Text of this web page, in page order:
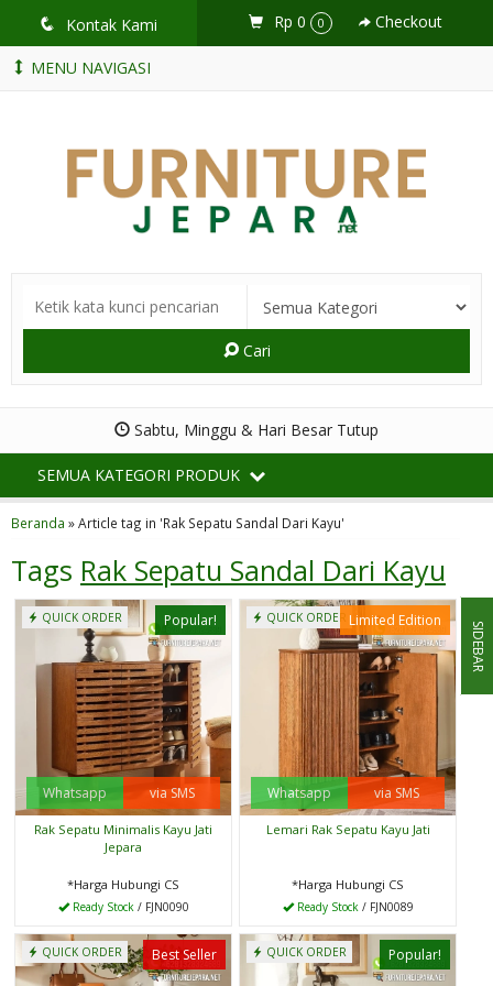
q Kontak Kami Rp 0 0 Checkout
MENU NAVIGASI
Cari
Sabtu, Minggu & Hari Besar Tutup
SEMUA KATEGORI PRODUK
Beranda »Article tag in 'Rak Sepatu Sandal Dari Kayu'
Tags Rak Sepatu Sandal Dari Kayu
Popular!
QUICK ORDER
Whatsapp via SMS
Rak Sepatu Minimalis Kayu Jati
Jepara
*Harga Hubungi CS
Ready Stock / FJN0090
Limited Edition
QUICK ORDER
Whatsapp via SMS
Lemari Rak Sepatu Kayu Jati
*Harga Hubungi CS
Ready Stock / FJN0089
Best Seller
QUICK ORDER Popular!
QUICK ORDER
SIDEBAR